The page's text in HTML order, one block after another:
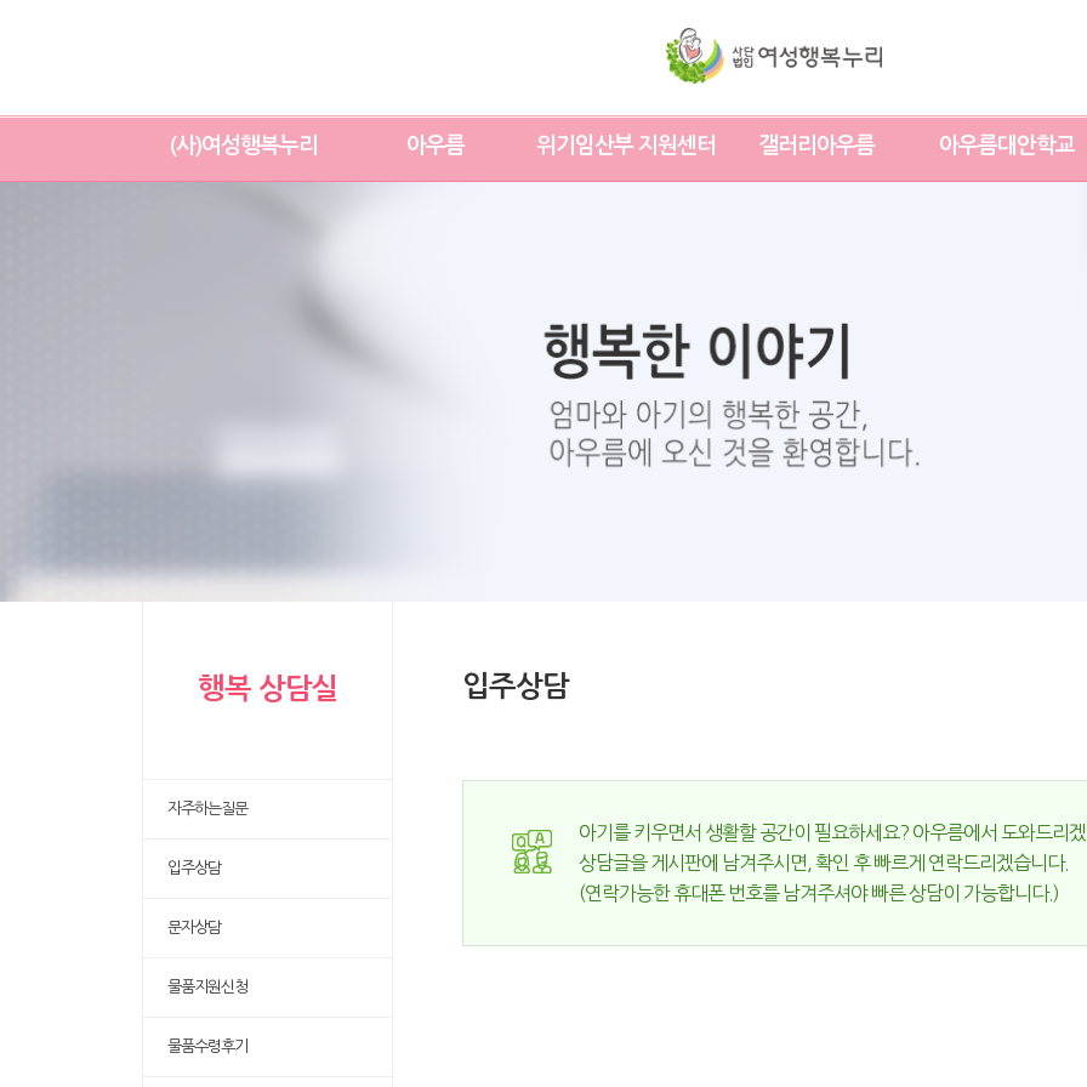
(사)여성행복누리 아우름 위기임산부 지원센터 갤러리아우름 아우름대안학교
행복 상담실
자주하는질문
입주상담
문자상담
물품지원신청
물품수령후기
입주상담
아기를 키우면서 생활할 공간이 필요하세요? 아우름에서 도와드리
상담글을 게시판에 남겨주시면, 확인 후 빠르게 연락드리겠습니다.
(연락가능한 휴대폰 번호를 남겨주셔야 빠른 상담이 가능합니다.)